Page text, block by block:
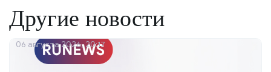
Другие новости
06 августа 2026, 20:17